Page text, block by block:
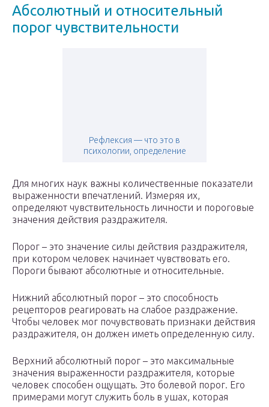
Абсолютный и относительный
порог чувствительности
Рефлексия — что это в
психологии, определение
Для многих наук важны количественные показатели
выраженности впечатлений. Измеряя их,
определяют чувствительность личности и пороговые
значения действия раздражителя.
Порог – это значение силы действия раздражителя,
при котором человек начинает чувствовать его.
Пороги бывают абсолютные и относительные.
Нижний абсолютный порог – это способность
рецепторов реагировать на слабое раздражение.
Чтобы человек мог почувствовать признаки действия
раздражителя, он должен иметь определенную силу.
Верхний абсолютный порог – это максимальные
значения выраженности раздражителя, которые
человек способен ощущать. Это болевой порог. Его
примерами могут служить боль в ушах, которая